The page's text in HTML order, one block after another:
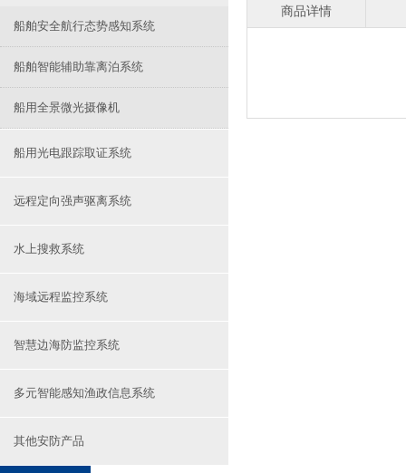
船舶安全航行态势感知系统
船舶智能辅助靠离泊系统
船用全景微光摄像机
船用光电跟踪取证系统
远程定向强声驱离系统
水上搜救系统
海域远程监控系统
智慧边海防监控系统
多元智能感知渔政信息系统
其他安防产品
商品详情